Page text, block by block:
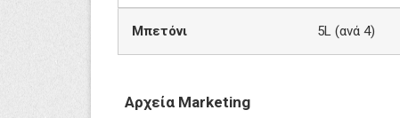
Μπετόνι 5L (ανά 4)
Αρχεία Marketing